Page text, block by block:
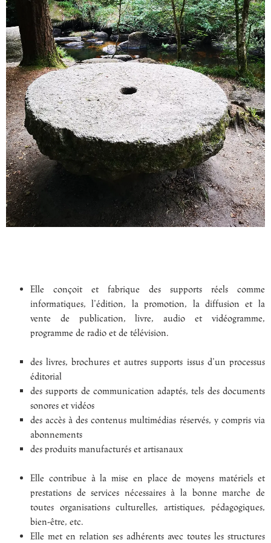
Elle conçoit et fabrique des supports réels comme
informatiques, l’édition, la promotion, la diffusion et la
vente de publication, livre, audio et vidéogramme,
programme de radio et de télévision.
des livres, brochures et autres supports issus d’un processus
éditorial
des supports de communication adaptés, tels des documents
sonores et vidéos
des accès à des contenus multimédias réservés, y compris via
abonnements
des produits manufacturés et artisanaux
Elle contribue à la mise en place de moyens matériels et
prestations de services nécessaires à la bonne marche de
toutes organisations culturelles, artistiques, pédagogiques,
bien-être, etc.
Elle met en relation ses adhérents avec toutes les structures